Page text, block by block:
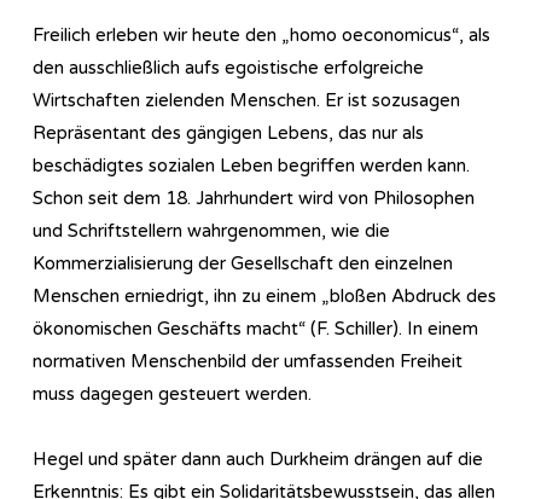
Freilich erleben wir heute den „homo oeconomicus“, als
den ausschließlich aufs egoistische erfolgreiche
Wirtschaften zielenden Menschen. Er ist sozusagen
Repräsentant des gängigen Lebens, das nur als
beschädigtes sozialen Leben begriffen werden kann.
Schon seit dem 18. Jahrhundert wird von Philosophen
und Schriftstellern wahrgenommen, wie die
Kommerzialisierung der Gesellschaft den einzelnen
Menschen erniedrigt, ihn zu einem „bloßen Abdruck des
ökonomischen Geschäfts macht“ (F. Schiller). In einem
normativen Menschenbild der umfassenden Freiheit
muss dagegen gesteuert werden.
Hegel und später dann auch Durkheim drängen auf die
Erkenntnis: Es gibt ein Solidaritätsbewusstsein, das allen